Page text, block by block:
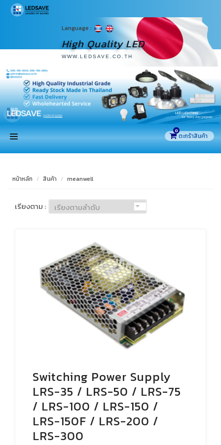
Language :
High Quality LED
WWW.LEDSAVE.CO.TH
0
เกี่ยวกับเรา
ติดต่อเรา
หน้าหลัก สินค้า meanwell
เรียงตาม :
Switching Power Supply
LRS-35 / LRS-50 / LRS-75
/ LRS-100 / LRS-150 /
LRS-150F / LRS-200 /
LRS-300